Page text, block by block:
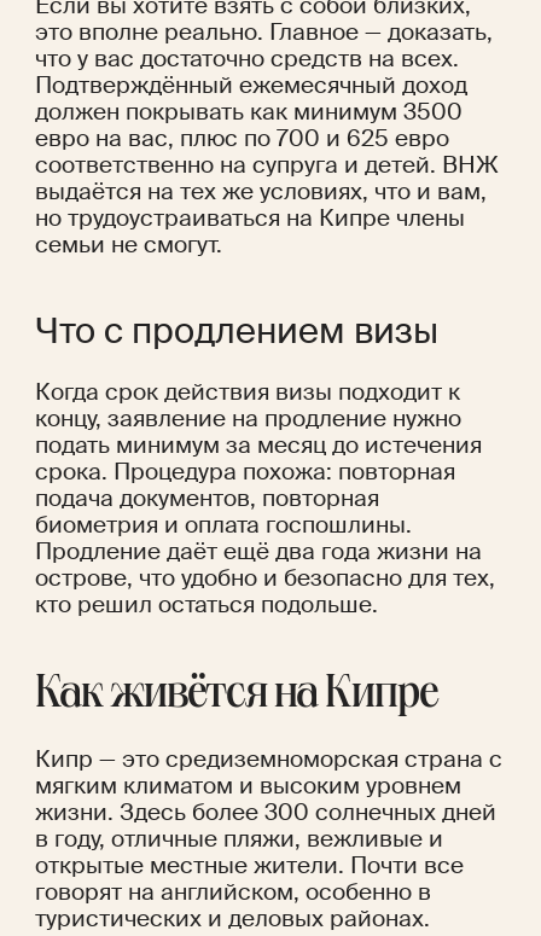
это вполне реально. Главное — доказать,
что у вас достаточно средств на всех.
Подтверждённый ежемесячный доход
должен покрывать как минимум 3500
евро на вас, плюс по 700 и 625 евро
соответственно на супруга и детей. ВНЖ
выдаётся на тех же условиях, что и вам,
но трудоустраиваться на Кипре члены
семьи не смогут.
Что с продлением визы
Когда срок действия визы подходит к
концу, заявление на продление нужно
подать минимум за месяц до истечения
срока. Процедура похожа: повторная
подача документов, повторная
биометрия и оплата госпошлины.
Продление даёт ещё два года жизни на
острове, что удобно и безопасно для тех,
кто решил остаться подольше.
Как живётся на Кипре
Кипр — это средиземноморская страна с
мягким климатом и высоким уровнем
жизни. Здесь более 300 солнечных дней
в году, отличные пляжи, вежливые и
открытые местные жители. Почти все
говорят на английском, особенно в
туристических и деловых районах.